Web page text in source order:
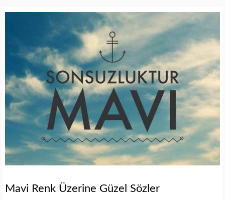
Mavi Renk Üzerine Güzel Sözler